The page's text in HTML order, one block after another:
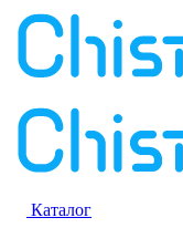
Каталог